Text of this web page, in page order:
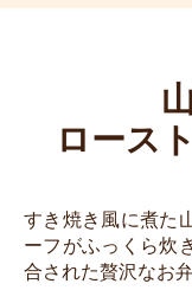
ロース
すき焼き風に煮た
ーフがふっくら炊
合された贅沢なお弁